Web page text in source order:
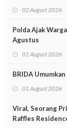
02 August 2026
Polda Ajak
Agustus
01 August 2026
BRIDA
01 August 2026
Viral, Seorang
Raffles